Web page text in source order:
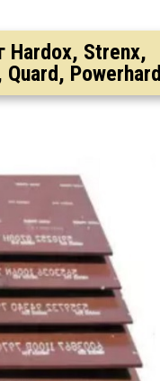
Hardox, Strenx,